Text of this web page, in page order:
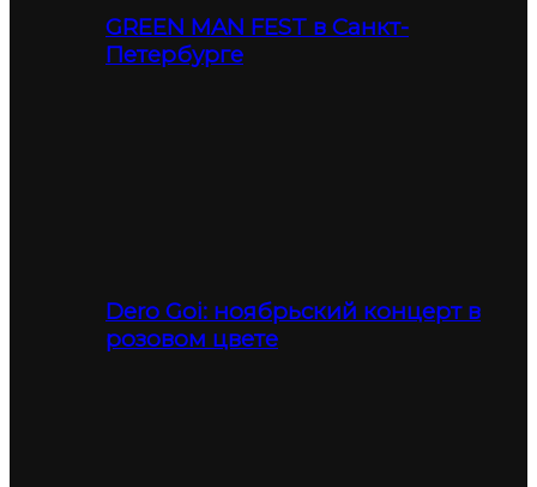
GREEN MAN FEST в Санкт-
Петербурге
Dero Goi: ноябрьский концерт в
розовом цвете